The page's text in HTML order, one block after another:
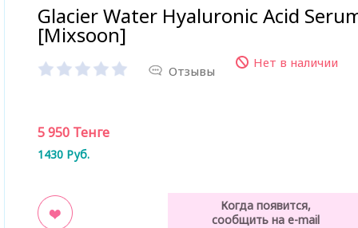
Glacier Water Hyaluronic Acid
[Mixsoon]
Отзывы
Нет в наличии
5 950 Тенге
1430 Руб.
Когда появится,
сообщить на e-mail